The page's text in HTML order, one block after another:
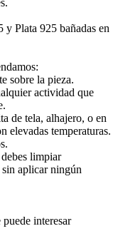
y Plata 925 bañadas en
sobre la pieza.
actividad que
de tela, alhajero, o en
elevadas temperaturas.
limpiar
aplicar ningún